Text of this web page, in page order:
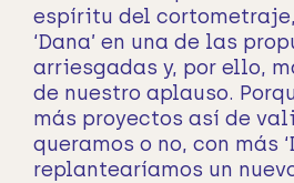
espíritu del
‘Dana’ en una de las
arriesgadas y, por ello,
de nuestro aplauso.
más proyectos así de
queramos o no, con más
replantearíamos un